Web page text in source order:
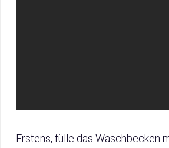
Erstens, fülle das Waschbecken